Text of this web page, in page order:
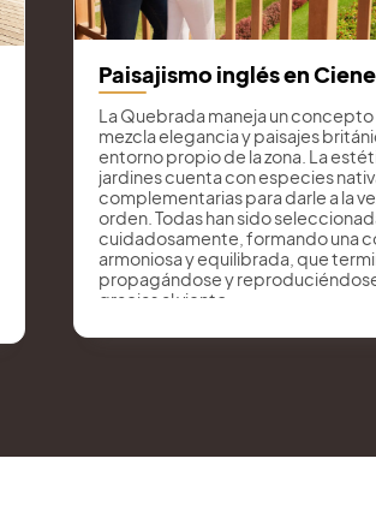
Paisajismo inglés en
La Quebrada maneja un
mezcla elegancia y paisajes
entorno propio de la zona. La
jardines cuenta con especies
complementarias para darle a la
orden. Todas han sido
cuidadosamente, formando una
armoniosa y equilibrada, que
propagándose y
gracias al viento.